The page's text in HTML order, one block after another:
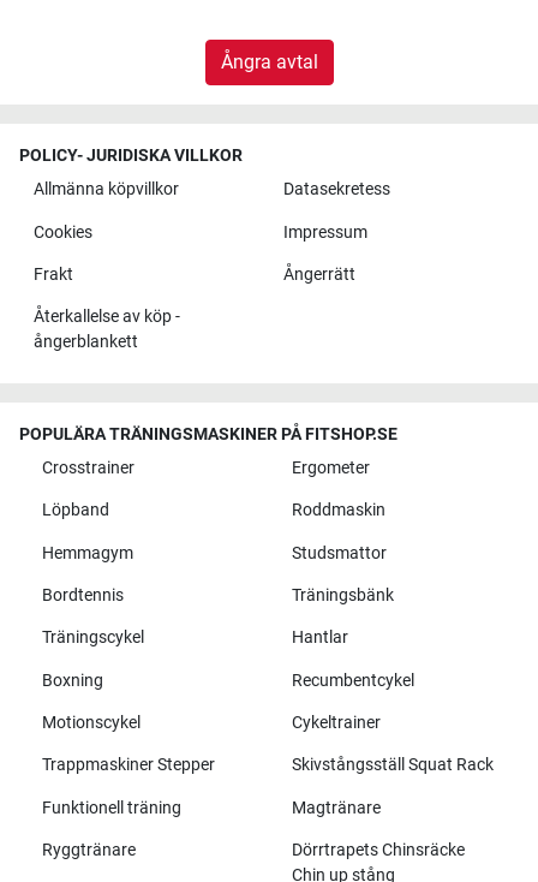
Ångra avtal
POLICY- JURIDISKA VILLKOR
Allmänna köpvillkor
Datasekretess
Cookies Impressum
Frakt Ångerrätt
Återkallelse av köp -
ångerblankett
POPULÄRA TRÄNINGSMASKINER PÅ FITSHOP.SE
Crosstrainer
Ergometer
Löpband Roddmaskin
Hemmagym Studsmattor
Bordtennis Träningsbänk
Träningscykel Hantlar
Boxning Recumbentcykel
Motionscykel Cykeltrainer
Trappmaskiner Stepper Skivstångsställ Squat Rack
Funktionell träning Magtränare
Ryggtränare
Dörrtrapets Chinsräcke
Chin up stång